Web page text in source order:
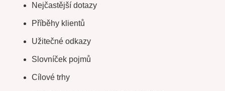
Nejčastější dotazy
Příběhy klientů
Užitečné odkazy
Slovníček pojmů
Cílové trhy